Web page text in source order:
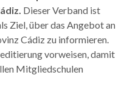
Dieser Verband ist
Ziel, über das Angebot an
Cádiz zu informieren.
vorweisen, damit
Mitgliedschulen